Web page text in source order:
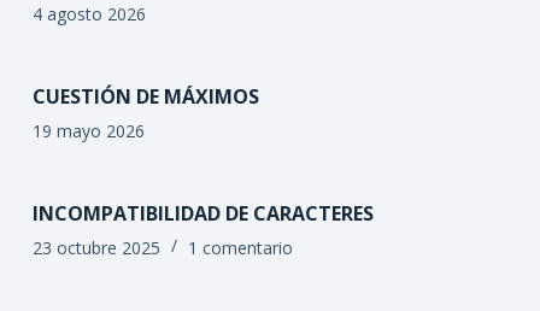
4 agosto 2026
CUESTIÓN DE MÁXIMOS
19 mayo 2026
INCOMPATIBILIDAD DE CARACTERES
23 octubre 2025 1 comentario